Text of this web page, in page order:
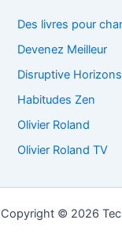
c
e
r
:
Des livres pour
Devenez Meilleur
Disruptive Horizons
Habitudes Zen
Olivier Roland
Olivier Roland TV
Copyright © 2026